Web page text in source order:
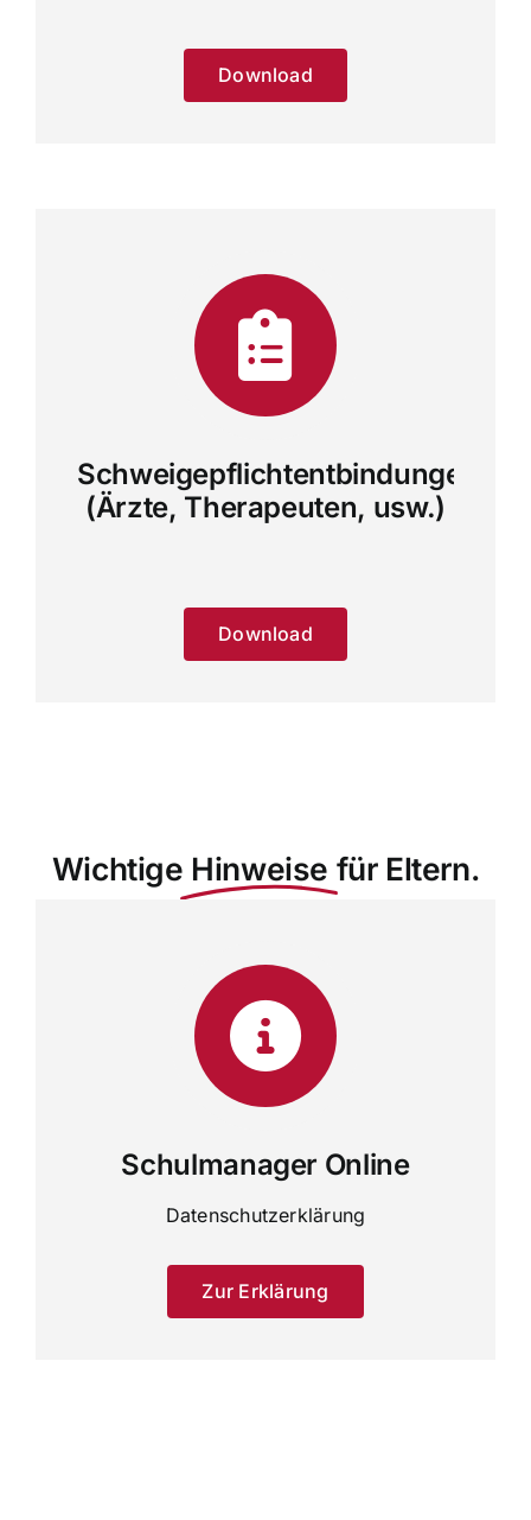
Download
Schweigepflichtentbindungen
(Ärzte, Therapeuten, usw.)
Download
Wichtige Hinweise für Eltern.
Schulmanager Online
Datenschutzerklärung
Zur Erklärung